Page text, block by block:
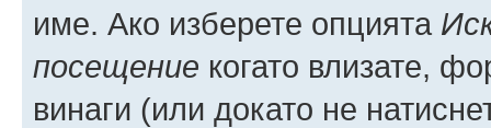
име. Ако изберете опцията
посещение когато влизате,
винаги (или докато не